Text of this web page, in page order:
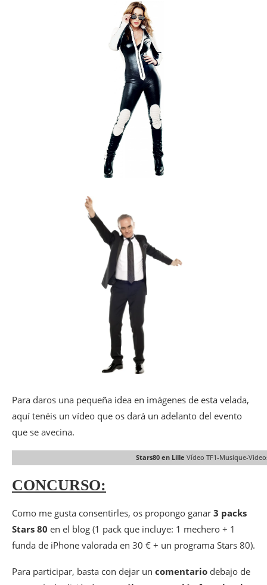
Para daros una pequeña idea en imágenes de esta velada,
aquí tenéis un vídeo que os dará un adelanto del evento
que se avecina.
Stars80 en Lille Vídeo TF1-Musique-
CONCURSO:
Como me gusta consentirles, os propongo ganar 3 packs
Stars 80 en el blog (1 pack que incluye: 1 mechero + 1
funda de iPhone valorada en 30 € + un programa Stars 80).
Para participar, basta con dejar un comentario debajo de